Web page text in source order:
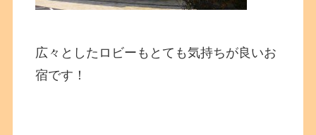
広々としたロビーもとても気持ちが良いお
宿です！